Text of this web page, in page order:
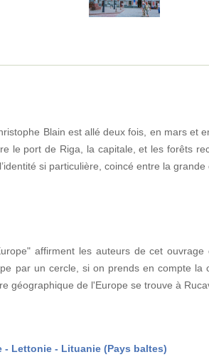
Blain est allé deux fois, en mars et
le port de Riga, la capitale, et les forêts
si particulière, coincé entre la grande
affirment les auteurs de cet
par un cercle, si on prends en compte
géographique de l'Europe se trouve à
Lettonie - Lituanie (Pays baltes)